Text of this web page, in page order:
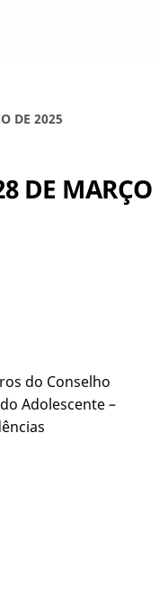
DE 2025
DE MARÇO
do Conselho
Adolescente –